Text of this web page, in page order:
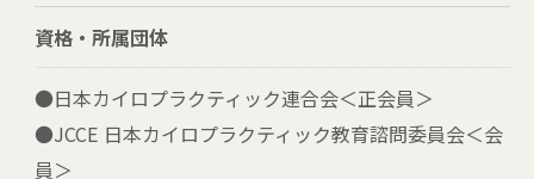
資格・所属団体
●日本カイロプラクティック連合会＜正会員＞
●JCCE 日本カイロプラクティック教育諮問委員会＜会
員＞